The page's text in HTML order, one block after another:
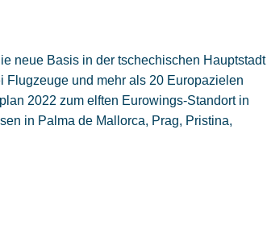
neue Basis in der tschechischen Hauptstadt
Flugzeuge und mehr als 20 Europazielen
2022 zum elften Eurowings-Standort in
in Palma de Mallorca, Prag, Pristina,